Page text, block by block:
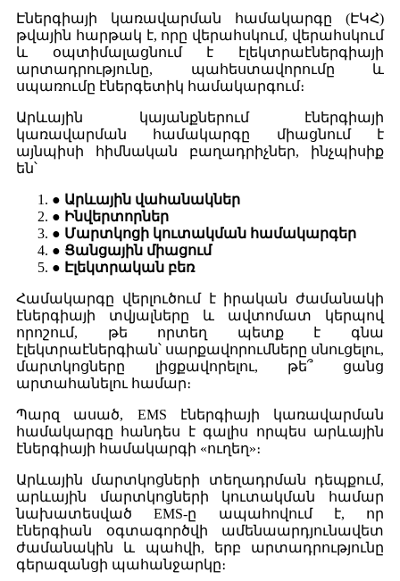
Էներգիայի կառավարման համակարգը (ԷԿՀ)
թվային հարթակ է, որը վերահսկում, վերահսկում
և օպտիմալացնում է էլեկտրաէներգիայի
արտադրությունը, պահեստավորումը և
սպառումը էներգետիկ համակարգում։
Արևային կայանքներում էներգիայի
կառավարման համակարգը միացնում է
այնպիսի հիմնական բաղադրիչներ, ինչպիսիք
են՝
● Արևային վահանակներ
● Ինվերտորներ
● Մարտկոցի կուտակման համակարգեր
● Ցանցային միացում
● Էլեկտրական բեռ
Համակարգը վերլուծում է իրական ժամանակի
էներգիայի տվյալները և ավտոմատ կերպով
որոշում, թե որտեղ պետք է գնա
էլեկտրաէներգիան՝ սարքավորումները սնուցելու,
մարտկոցները լիցքավորելու, թե՞ ցանց
արտահանելու համար։
Պարզ ասած, EMS էներգիայի կառավարման
համակարգը հանդես է գալիս որպես արևային
էներգիայի համակարգի «ուղեղ»։
Արևային մարտկոցների տեղադրման դեպքում,
արևային մարտկոցների կուտակման համար
նախատեսված EMS-ը ապահովում է, որ
էներգիան օգտագործվի ամենաարդյունավետ
ժամանակին և պահվի, երբ արտադրությունը
գերազանցի պահանջարկը։